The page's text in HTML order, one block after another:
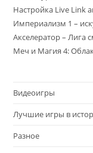
Настройка Live Link
Империализм 1 –
Акселератор – Лига
Меч и Магия 4:
Видеоигры
Лучшие игры в
Разное